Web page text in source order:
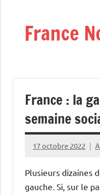
contenuFrance
France : la
semaine
17 octobre 2022
Plusieurs dizaines
gauche. Si, sur le